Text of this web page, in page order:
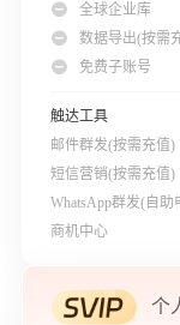
全球企业库
数据导出(按需
免费子账号
触达工具
邮件群发(按需充值)
短信营销(按需充值)
WhatsApp群发(自助
商机中心
个